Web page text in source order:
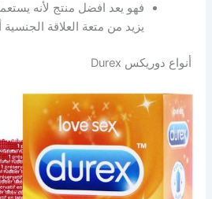
فهو يعد افضل منتج لأنه
يزيد من متعة العلاقة الجنسية
أنواع دوريكس Durex